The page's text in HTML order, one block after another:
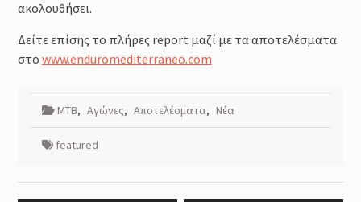
ακολουθήσει.
Δείτε επίσης το πλήρες report μαζί με τα αποτελέσματα
στο www.enduromediterraneo.com
MTB, Αγώνες, Αποτελέσματα, Νέα
featured